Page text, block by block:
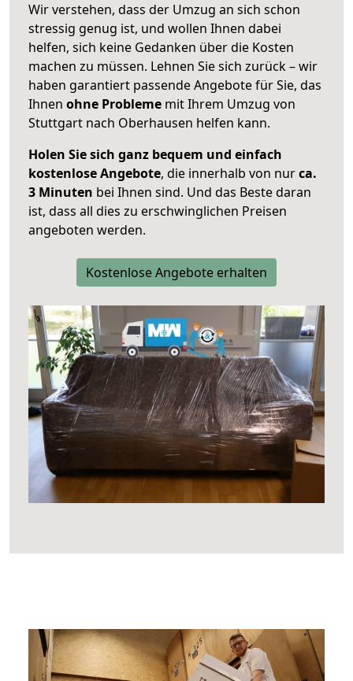
Wir verstehen, dass der Umzug an sich schon
stressig genug ist, und wollen Ihnen dabei
helfen, sich keine Gedanken über die Kosten
machen zu müssen. Lehnen Sie sich zurück – wir
haben garantiert passende Angebote für Sie, das
Ihnen ohne Probleme mit Ihrem Umzug von
Stuttgart nach Oberhausen helfen kann.
Holen Sie sich ganz bequem und einfach
kostenlose Angebote, die innerhalb von nurca.
3 Minuten bei Ihnen sind. Und das Beste daran
ist, dass all dies zu erschwinglichen Preisen
angeboten werden.
Kostenlose Angebote erhalten